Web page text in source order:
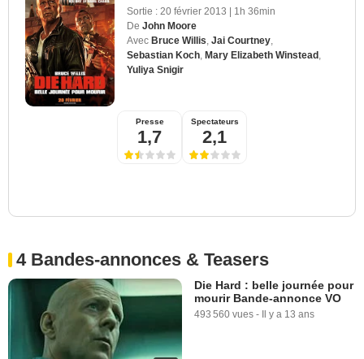
Sortie : 20 février 2013 | 1h 36min
De John Moore
Avec Bruce Willis Jai Courtney
Sebastian Koch Mary Elizabeth Winstead
Yuliya Snigir
Presse
1,7
Spectateurs
2,1
4 Bandes-annonces & Teasers
Die Hard : belle journée pour
mourir Bande-annonce VO
493 560 vues - Il y a 13 ans